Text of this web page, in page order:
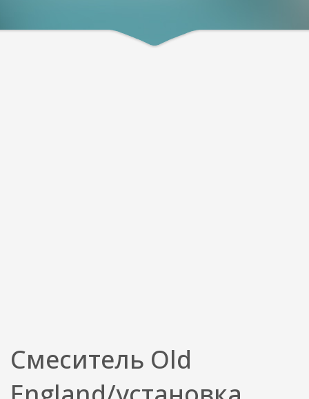
Смеситель Old